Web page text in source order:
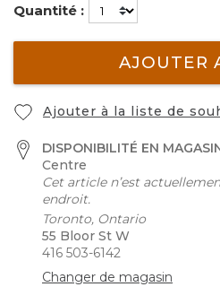
Quantité :
AJOUTER
Ajouter à la liste de
DISPONIBILITÉ EN
Centre
Cet article n’est
endroit.
Toronto, Ontario
55 Bloor St W
416 503-6142
Changer de magasin